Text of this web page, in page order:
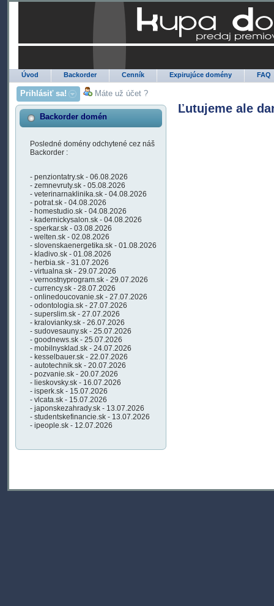
Úvod Backorder Cenník Expirujúce domény FAQ
Prihlásiť sa! Máte už účet ?
Backorder domén
Posledné domény odchytené cez náš
Backorder :
- penziontatry.sk - 06.08.2026
- zemnevruty.sk - 05.08.2026
- veterinarnaklinika.sk - 04.08.2026
- potrat.sk - 04.08.2026
- homestudio.sk - 04.08.2026
- kadernickysalon.sk - 04.08.2026
- sperkar.sk - 03.08.2026
- welten.sk - 02.08.2026
- slovenskaenergetika.sk - 01.08.2026
- kladivo.sk - 01.08.2026
- herbia.sk - 31.07.2026
- virtualna.sk - 29.07.2026
- vernostnyprogram.sk - 29.07.2026
- currency.sk - 28.07.2026
- onlinedoucovanie.sk - 27.07.2026
- odontologia.sk - 27.07.2026
- superslim.sk - 27.07.2026
- kralovianky.sk - 26.07.2026
- sudovesauny.sk - 25.07.2026
- goodnews.sk - 25.07.2026
- mobilnysklad.sk - 24.07.2026
- kesselbauer.sk - 22.07.2026
- autotechnik.sk - 20.07.2026
- pozvanie.sk - 20.07.2026
- lieskovsky.sk - 16.07.2026
- isperk.sk - 15.07.2026
- vlcata.sk - 15.07.2026
- japonskezahrady.sk - 13.07.2026
- studentskefinancie.sk - 13.07.2026
- ipeople.sk - 12.07.2026
Ľutujeme ale